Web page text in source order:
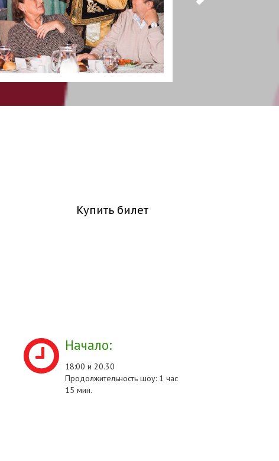
Купить билет
Начало:
18:00 и 20.30
Продолжительность шоу: 1 час
15 мин.